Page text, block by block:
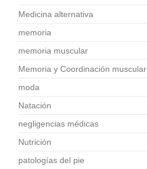
Medicina alternativa
memoria
memoria muscular
Memoria y Coordinación muscular
moda
Natación
negligencias médicas
Nutrición
patologías del pie